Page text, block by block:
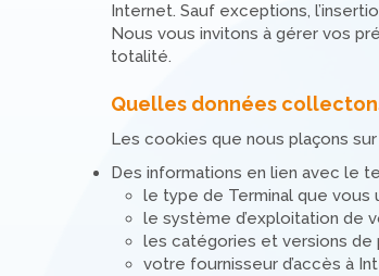
Internet. Sauf exceptions,
Nous vous invitons à gérer vos
totalité.
Quelles données
Les cookies que nous plaçons
Des informations en lien avec le
le type de Terminal que vous
le système d’exploitation de
les catégories et versions de
votre fournisseur d’accès à